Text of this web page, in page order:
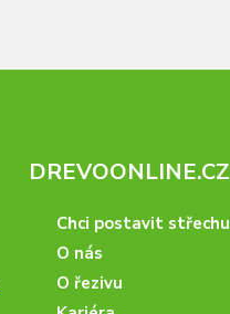
DREVOONLINE.CZ
Chci postavit střechu
O nás
O řezivu